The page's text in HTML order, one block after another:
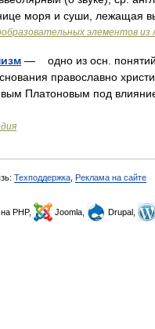
моря и суши, лежащая
элементов из
— одно из осн. понятий
православно
Платоновым под
Техподдержка Реклама на сайте
PHP, Joomla, Drupal,